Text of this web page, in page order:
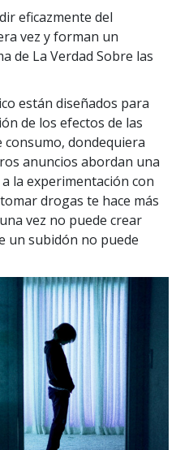
eficazmente del
vez y forman un
de La Verdad Sobre las
están diseñados para
de los efectos de las
consumo, dondequiera
anuncios abordan una
la experimentación con
drogas te hace más
vez no puede crear
un subidón no puede